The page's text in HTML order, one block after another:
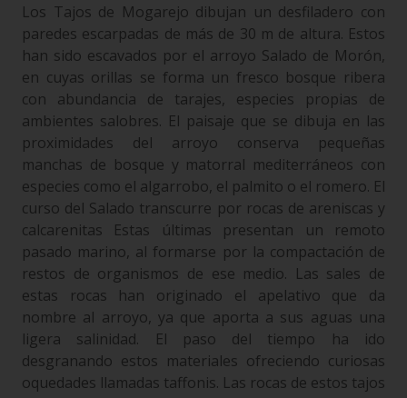
Los Tajos de Mogarejo dibujan un desfiladero con
paredes escarpadas de más de 30 m de altura. Estos
han sido escavados por el arroyo Salado de Morón,
en cuyas orillas se forma un fresco bosque ribera
con abundancia de tarajes, especies propias de
ambientes salobres. El paisaje que se dibuja en las
proximidades del arroyo conserva pequeñas
manchas de bosque y matorral mediterráneos con
especies como el algarrobo, el palmito o el romero. El
curso del Salado transcurre por rocas de areniscas y
calcarenitas Estas últimas presentan un remoto
pasado marino, al formarse por la compactación de
restos de organismos de ese medio. Las sales de
estas rocas han originado el apelativo que da
nombre al arroyo, ya que aporta a sus aguas una
ligera salinidad. El paso del tiempo ha ido
desgranando estos materiales ofreciendo curiosas
oquedades llamadas taffonis. Las rocas de estos tajos